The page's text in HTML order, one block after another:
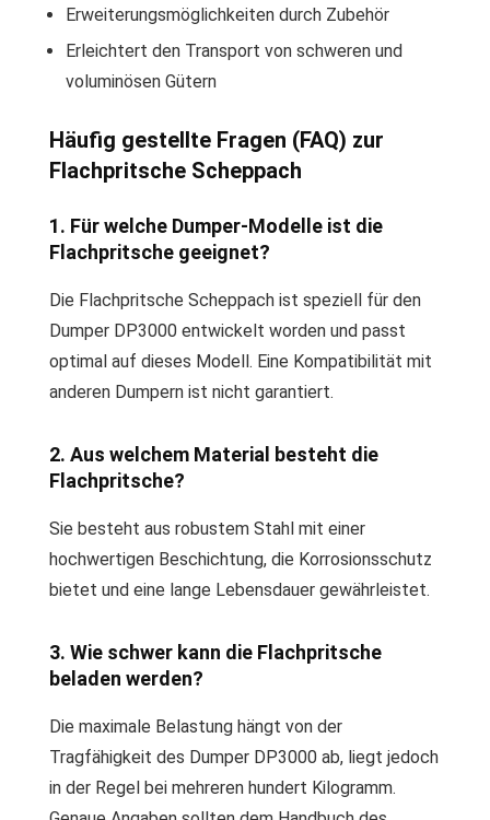
Erweiterungsmöglichkeiten durch Zubehör
Erleichtert den Transport von schweren und
voluminösen Gütern
Häufig gestellte Fragen (FAQ) zur
Flachpritsche Scheppach
1. Für welche Dumper-Modelle ist die
Flachpritsche geeignet?
Die Flachpritsche Scheppach ist speziell für den
Dumper DP3000 entwickelt worden und passt
optimal auf dieses Modell. Eine Kompatibilität mit
anderen Dumpern ist nicht garantiert.
2. Aus welchem Material besteht die
Flachpritsche?
Sie besteht aus robustem Stahl mit einer
hochwertigen Beschichtung, die Korrosionsschutz
bietet und eine lange Lebensdauer gewährleistet.
3. Wie schwer kann die Flachpritsche
beladen werden?
Die maximale Belastung hängt von der
Tragfähigkeit des Dumper DP3000 ab, liegt jedoch
in der Regel bei mehreren hundert Kilogramm.